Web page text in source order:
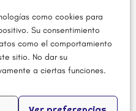
como cookies para
Su consentimiento
como el comportamiento
sitio. No dar su
a ciertas funciones.